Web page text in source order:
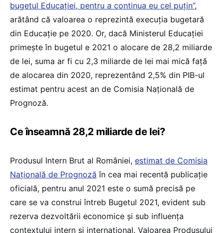
bugetul Educației, pentru a continua eu cel puțin”,
arătând că valoarea o reprezintă execuția bugetară
din Educație pe 2020. Or, dacă Ministerul Educației
primește în bugetul e 2021 o alocare de 28,2 miliarde
de lei, suma ar fi cu 2,3 miliarde de lei mai mică față
de alocarea din 2020, reprezentând 2,5% din PIB-ul
estimat pentru acest an de Comisia Națională de
Prognoză.
Ce înseamnă 28,2 miliarde de lei?
Produsul Intern Brut al României, estimat de Comisia
Națională de Prognoză în cea mai recentă publicație
oficială, pentru anul 2021 este o sumă precisă pe
care se va construi întreb Bugetul 2021, evident sub
rezerva dezvoltării economice și sub influența
contextului intern și internațional. Valoarea Produsului